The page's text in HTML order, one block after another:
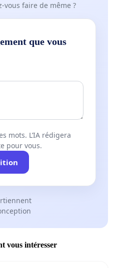
vous faire de même ?
que vous
mots. L’IA rédigera
pour vous.
vous intéresser